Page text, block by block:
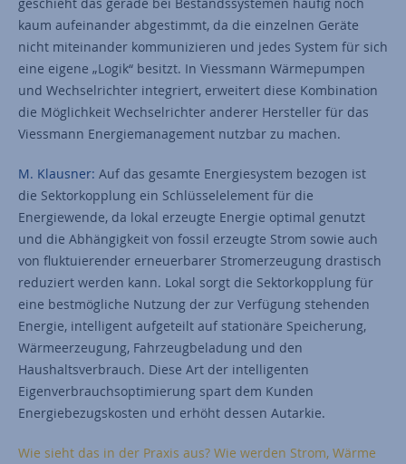
kaum aufeinander abgestimmt, da die einzelnen Geräte
nicht miteinander kommunizieren und jedes System für sich
eine eigene „Logik“ besitzt. In Viessmann Wärmepumpen
und Wechselrichter integriert, erweitert diese Kombination
die Möglichkeit Wechselrichter anderer Hersteller für das
Viessmann Energiemanagement nutzbar zu machen.
M. Klausner: Auf das gesamte Energiesystem bezogen ist
die Sektorkopplung ein Schlüsselelement für die
Energiewende, da lokal erzeugte Energie optimal genutzt
und die Abhängigkeit von fossil erzeugte Strom sowie auch
von fluktuierender erneuerbarer Stromerzeugung drastisch
reduziert werden kann. Lokal sorgt die Sektorkopplung für
eine bestmögliche Nutzung der zur Verfügung stehenden
Energie, intelligent aufgeteilt auf stationäre Speicherung,
Wärmeerzeugung, Fahrzeugbeladung und den
Haushaltsverbrauch. Diese Art der intelligenten
Eigenverbrauchsoptimierung spart dem Kunden
Energiebezugskosten und erhöht dessen Autarkie.
Wie sieht das in der Praxis aus? Wie werden Strom, Wärme